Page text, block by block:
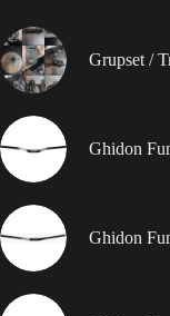
Grupset /
Ghidon
Ghidon